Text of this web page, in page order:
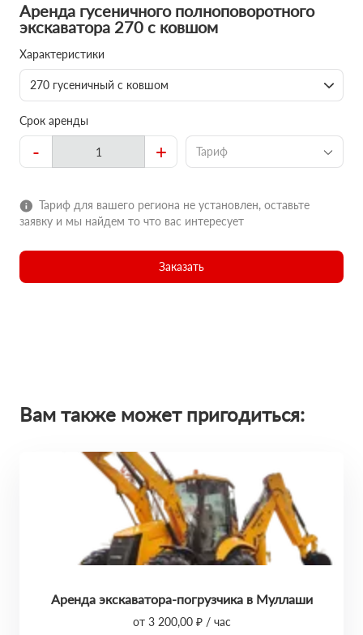
Аренда гусеничного полноповоротного
экскаватора 270 с ковшом
Характеристики
270 гусеничный с ковшом
Срок аренды
- + Тариф
Тариф для вашего региона не установлен, оставьте
заявку и мы найдем то что вас интересует
Заказать
Вам также может пригодиться:
Аренда экскаватора-погрузчика в Муллаши
от 3 200,00 ₽ / час